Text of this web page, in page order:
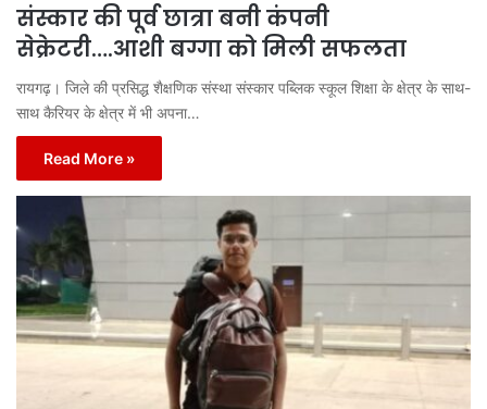
संस्कार की पूर्व छात्रा बनी कंपनी
सेक्रेटरी….आशी बग्गा को मिली सफलता
रायगढ़। जिले की प्रसिद्ध शैक्षणिक संस्था संस्कार पब्लिक स्कूल शिक्षा के क्षेत्र के साथ-
साथ कैरियर के क्षेत्र में भी अपना…
Read More »